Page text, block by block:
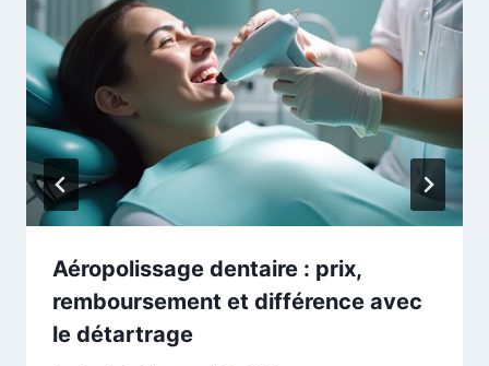
Aéropolissage dentaire : prix,
remboursement et différence avec
le détartrage